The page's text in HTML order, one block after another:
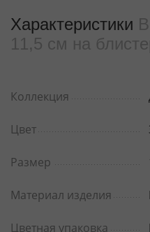
Характеристики
11,5 см на
Коллекция
Цвет
Размер
Материал изделия
Цветная упаковка